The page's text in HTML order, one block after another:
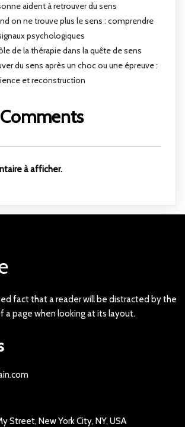
aident à retrouver du sens
on ne trouve plus le sens : comprendre
psychologiques
de la thérapie dans la quête de sens
du sens après un choc ou une épreuve :
et reconstruction
à afficher.
fact that a reader will be distracted by the
a page when looking at its layout.
Street, New York City, NY, USA